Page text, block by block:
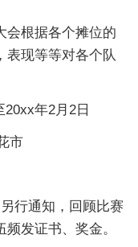
根据各个摊位的
表现等等对各个队
年2月2日
市
行通知，回顾比赛
发证书、奖金。